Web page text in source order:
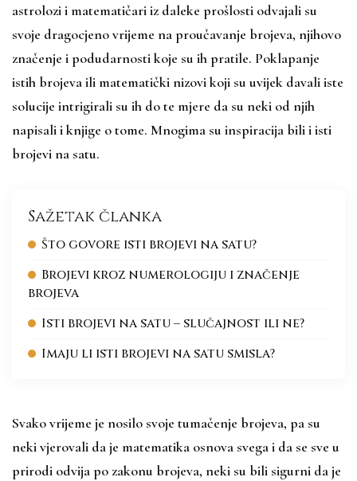
astrolozi i matematičari iz daleke prošlosti odvajali su
svoje dragocjeno vrijeme na proučavanje brojeva, njihovo
značenje i podudarnosti koje su ih pratile. Poklapanje
istih brojeva ili matematički nizovi koji su uvijek davali iste
solucije intrigirali su ih do te mjere da su neki od njih
napisali i knjige o tome. Mnogima su inspiracija bili i isti
brojevi na satu.
Sažetak članka
Što govore isti brojevi na satu?
Brojevi kroz numerologiju i značenje
brojeva
Isti brojevi na satu – slučajnost ili ne?
Imaju li isti brojevi na satu smisla?
Svako vrijeme je nosilo svoje tumačenje brojeva, pa su
neki vjerovali da je matematika osnova svega i da se sve u
prirodi odvija po zakonu brojeva, neki su bili sigurni da je